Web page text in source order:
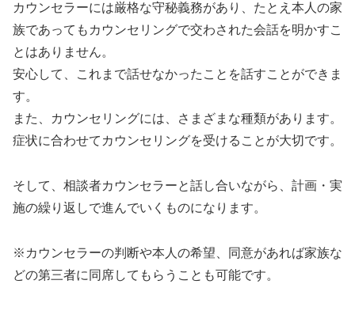
カウンセラーには厳格な守秘義務があり、たとえ本人の家
族であってもカウンセリングで交わされた会話を明かすこ
とはありません。
安心して、これまで話せなかったことを話すことができま
す。
また、カウンセリングには、さまざまな種類があります。
症状に合わせてカウンセリングを受けることが大切です。
そして、相談者カウンセラーと話し合いながら、計画・実
施の繰り返しで進んでいくものになります。
※カウンセラーの判断や本人の希望、同意があれば家族な
どの第三者に同席してもらうことも可能です。